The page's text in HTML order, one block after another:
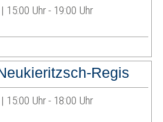
15:00 Uhr - 19:00 Uhr
Regis
15:00 Uhr - 18:00 Uhr